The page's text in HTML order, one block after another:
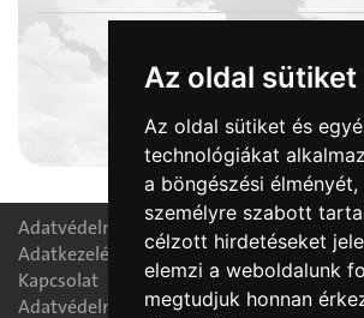
Az oldal sütiket
Az oldal sütiket és
technológiákat
a böngészési
személyre szabott
célzott hirdetéseket
elemzi a weboldalunk
megtudjuk honnan
Emőd napja
Adatvédelmi tisztségviselő
Adatkezelési nyilatkozat
Kapcsolat
Adatvédelmi tájékoztató